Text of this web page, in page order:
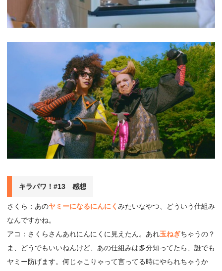
キラパワ！#13 感想
さくら：あのヤミーになるにんにく みたいなやつ、どういう仕組み
なんですかね。
アコ：さくらさんあれにんにくに見えたん。あれ玉ねぎちゃうの？
ま、どうでもいいねんけど、あの仕組みは多分知ってたら、誰でも
ヤミー防げます。何じゃこりゃって言ってる時にやられちゃうか